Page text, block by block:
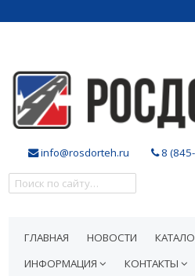
info@rosdorteh.ru 8
ГЛАВНАЯ НОВОСТИ
ИНФОРМАЦИЯ
КОНТАКТЫ